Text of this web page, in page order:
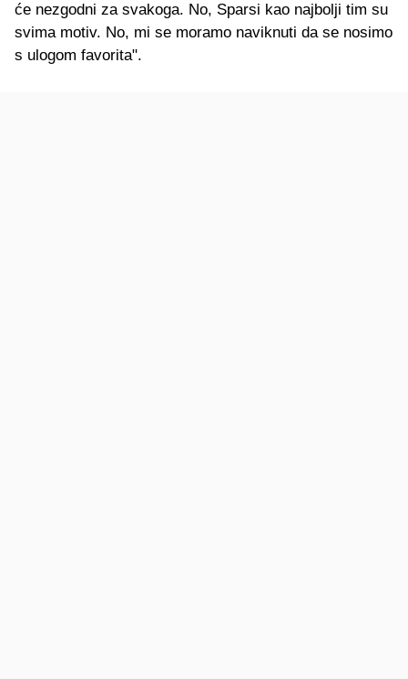
će nezgodni za svakoga. No, Sparsi kao najbolji tim su
svima motiv. No, mi se moramo naviknuti da se nosimo
s ulogom favorita".